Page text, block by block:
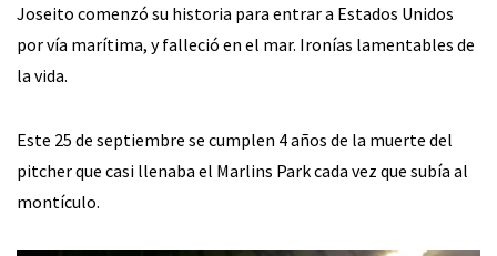
Joseito comenzó su historia para entrar a Estados Unidos
por vía marítima, y falleció en el mar. Ironías lamentables de
la vida.
Este 25 de septiembre se cumplen 4 años de la muerte del
pitcher que casi llenaba el Marlins Park cada vez que subía al
montículo.